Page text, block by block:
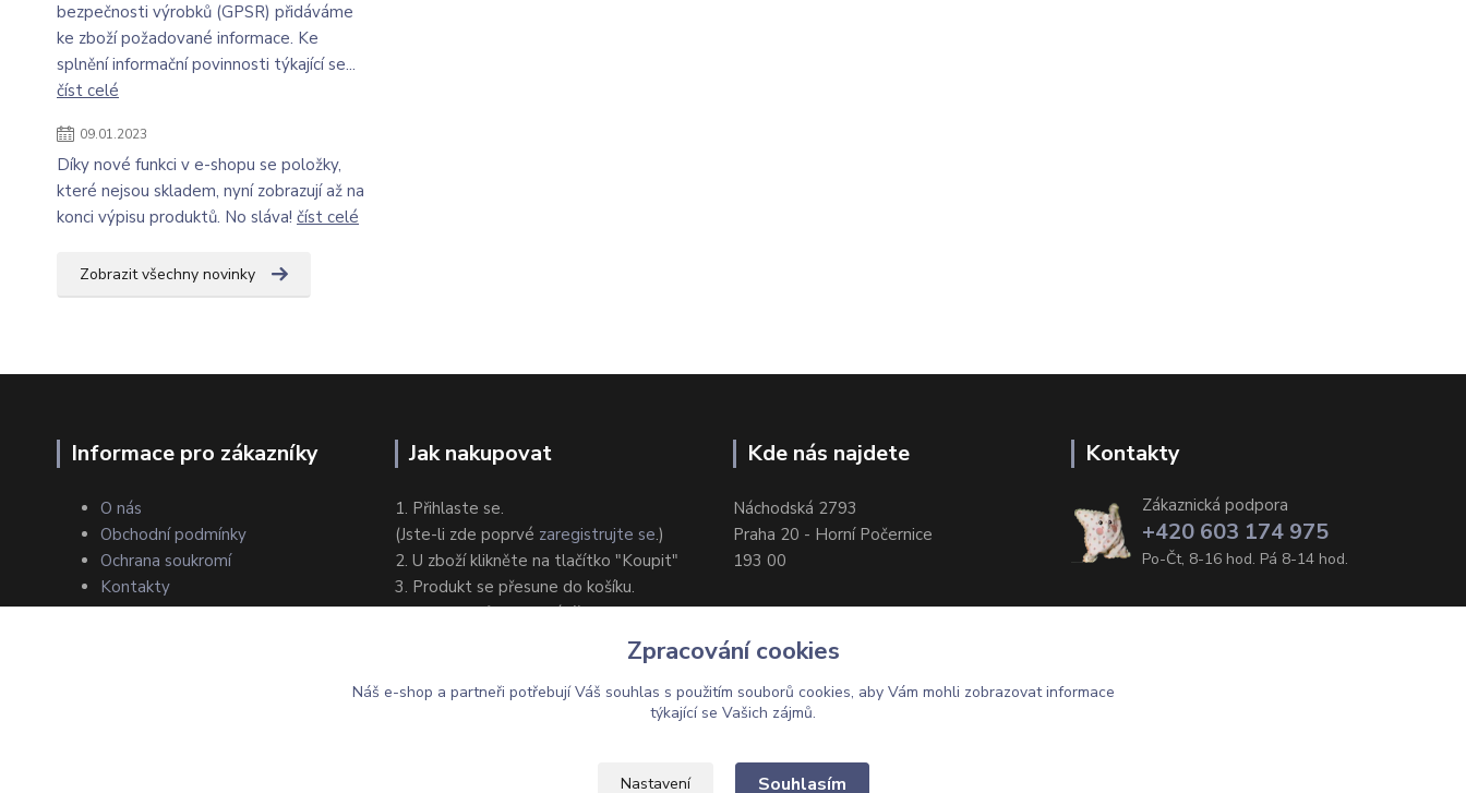
bezpečnosti výrobků (GPSR) přidáváme
ke zboží požadované informace. Ke
splnění informační povinnosti týkající se...
číst celé
09.01.2023
Díky nové funkci v e-shopu se položky,
které nejsou skladem, nyní zobrazují až na
konci výpisu produktů. No sláva! číst celé
Zobrazit všechny novinky
Informace pro zákazníky
O nás
Obchodní podmínky
Ochrana soukromí
Kontakty
Jak nakupovat
1. Přihlaste se.
(Jste-li zde poprvé zaregistrujte se.)
2. U zboží klikněte na tlačítko "Koupit"
3. Produkt se přesune do košíku.
4. Zvolte způsob dodání/platby.
Kde nás najdete
Náchodská 2793
Praha 20 - Horní Počernice
193 00
Kontakty
Zákaznická podpora
+420 603 174 975
Po-Čt, 8-16 hod. Pá 8-14 hod.
Upravit sběr cookies.
Zpracování cookies
Náš e-shop a partneři potřebují Váš souhlas s použitím souborů cookies, aby Vám mohli zobrazovat informace
týkající se Vašich zájmů.
Nastavení Souhlasím